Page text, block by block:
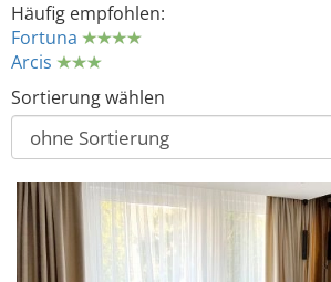
Häufig empfohlen:
Fortuna
Arcis
Sortierung wählen